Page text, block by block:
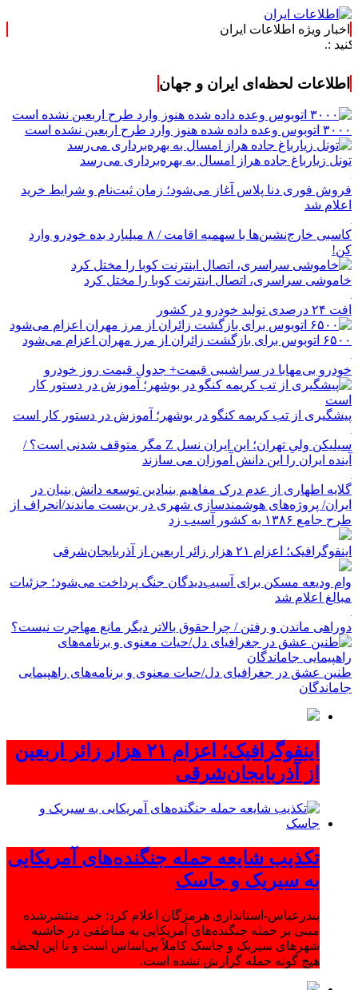
اخبار ویژه اطلاعات ایران
اطلاعات لحظه‌ای ایران و جهان
۳۰۰۰ اتوبوس وعده داده شده هنوز وارد طرح اربعین نشده است
تونل زیارباغ جاده هراز امسال به بهره‌برداری می‌رسد
فروش فوری دنا پلاس آغاز می‌شود؛ زمان ثبت‌نام و شرایط خرید
اعلام شد
کاسبی خارج‌نشین‌ها با سهمیه اقامت / ۸ میلیارد بده خودرو وارد
کن!
خاموشی سراسری، اتصال اینترنت کوبا را مختل کرد
افت ۲۴ درصدی تولید خودرو در کشور
۶۵۰۰ اتوبوس برای بازگشت زائران از مرز مهران اعزام می‌شود
خودرو بی‌مهابا در سراشیبی قیمت+ جدول قیمت روز خودرو
پیشگیری از تب کریمه کنگو در بوشهر؛ آموزش در دستور کار است
سیلیکن ولیِ تهران؛ این ایران نسل Z مگر متوقف شدنی است؟ /
آینده ایران را این دانش آموزان می سازند
گلایه اطهاری از عدم درک مفاهیم بنیادین توسعه دانش بنیان در
ایران/ پروژه‌های هوشمندسازی شهری در بن‌بست ماندند/انحراف از
طرح جامع ۱۳۸۶ به کشور آسیب زد
اینفوگرافیک؛ اعزام ۲۱ هزار زائر اربعین از آذربایجان‌شرقی
وام ودیعه مسکن برای آسیب‌دیدگان جنگ پرداخت می‌شود؛ جزئیات
مبالغ اعلام شد
دوراهی ماندن و رفتن / چرا حقوق بالاتر دیگر مانع مهاجرت نیست؟
طنین عشق در جغرافیای دل/حیات معنوی و برنامه‌های راهپیمایی
جاماندگان
اینفوگرافیک؛ اعزام ۲۱ هزار زائر اربعین
از آذربایجان‌شرقی
تکذیب شایعه حمله جنگنده‌های آمریکایی
به سیریک و جاسک
بندرعباس-استانداری هرمزگان اعلام کرد: خبر منتشرشده
مبنی بر حمله جنگنده‌های آمریکایی به مناطقی در حاشیه
شهرهای سیریک و جاسک کاملاً بی‌اساس است و تا این لحظه
هیچ گونه حمله گزارش نشده است.